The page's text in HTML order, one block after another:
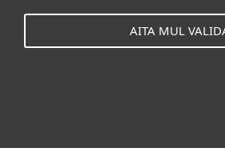
AITA MUL